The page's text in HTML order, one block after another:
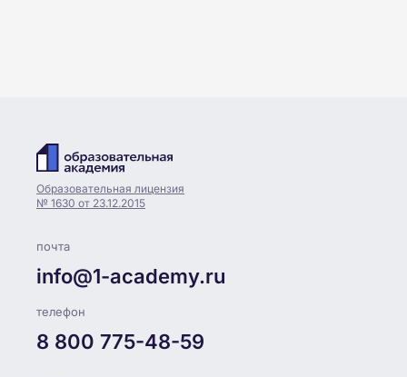
Образовательная лицензия
№ 1630 от 23.12.2015
почта
info@1-academy.ru
телефон
8 800 775-48-59